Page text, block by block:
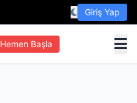
Giriş Yap
Hemen Başla